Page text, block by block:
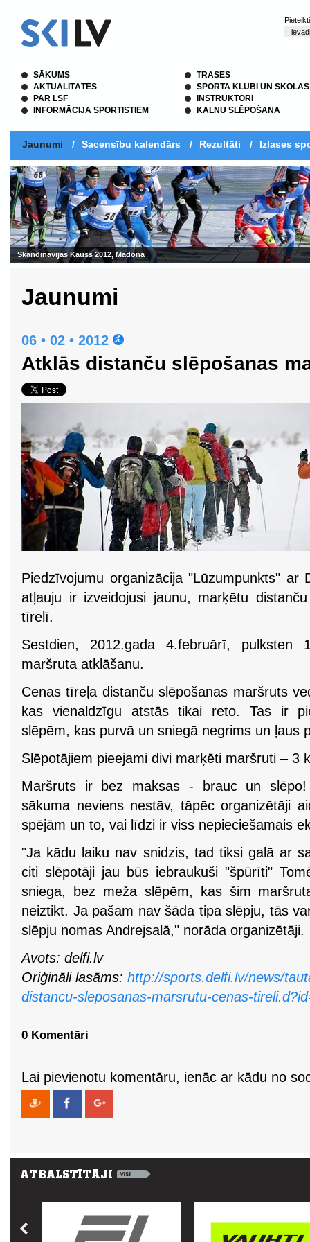
SĀKUMS
AKTUALITĀTES
PAR LSF
INFORMĀCIJA SPORTISTIEM
TRASES
SPORTA KLUBI UN SKOLAS
INSTRUKTORI
KALNU SLĒPOŠANA
Jaunumi / Sacensību kalendārs / Rezultāti / Izlases
Skandināvijas Kauss 2012, Madona
Jaunumi
06 • 02 • 2012
Atklās distanču slēpošanas
Piedzīvojumu organizācija "Lūzumpunkts" ar
atļauju ir izveidojusi jaunu, marķētu
tīrelī.
Sestdien, 2012.gada 4.februārī,
maršruta atklāšanu.
Cenas tīreļa distanču slēpošanas maršruts
kas vienaldzīgu atstās tikai reto. Tas ir
slēpēm, kas purvā un sniegā negrims un ļaus
Slēpotājiem pieejami divi marķēti maršruti – 3
Maršruts ir bez maksas - brauc un
sākuma neviens nestāv, tāpēc organizētāji
spējām un to, vai līdzi ir viss nepieciešamais
"Ja kādu laiku nav snidzis, tad tiksi galā ar
citi slēpotāji jau būs iebraukuši "špūrīti"
sniega, bez meža slēpēm, kas šim
neiztikt. Ja pašam nav šāda tipa slēpju, tās
slēpju nomas Andrejsalā," norāda organizētāji.
Avots: delfi.lv
Oriģināli lasāms: http://sports.delfi.lv/news/
distancu-sleposanas-marsrutu-cenas-
0 Komentāri
Lai pievienotu komentāru, ienāc ar kādu no